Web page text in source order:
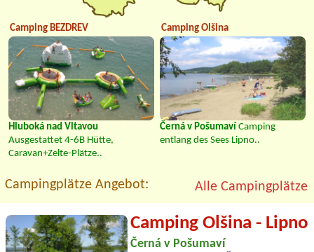
Camping BEZDREV
Hluboká nad Vltavou
Ausgestattet 4-6B Hütte,
Caravan+Zelte-Plätze..
Camping Olšina
Černá v Pošumaví Camping
entlang des Sees Lipno..
Campingplätze Angebot: Alle Campingplätze
Camping Olšina - Lipno
Černá v Pošumaví